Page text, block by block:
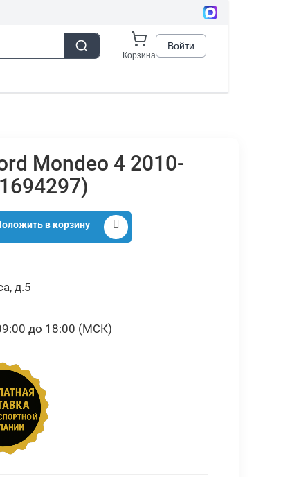
Mondeo 4 2010-
в корзину
д.5
до 18:00 (МСК)